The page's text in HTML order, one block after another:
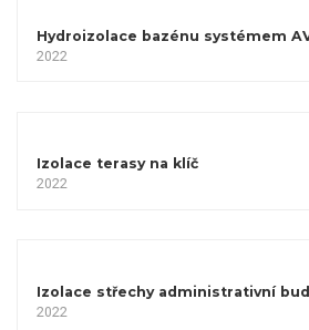
Hydroizolace bazénu systémem
2022
Izolace terasy na klíč
2022
Izolace střechy administrativní
2022